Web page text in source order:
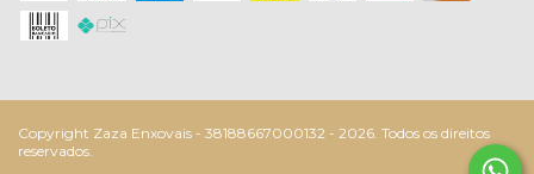
Copyright Zaza Enxovais - 38188667000132 - 2026. Todos os direitos
reservados.